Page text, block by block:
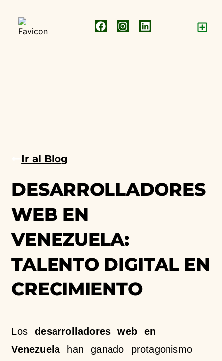
Ir al Blog
junio 29, 2025 Diseño web
DESARROLLADORES
WEB EN
VENEZUELA:
TALENTO DIGITAL EN
CRECIMIENTO
Losdesarrolladores web en
Venezuelahan ganado protagonismo